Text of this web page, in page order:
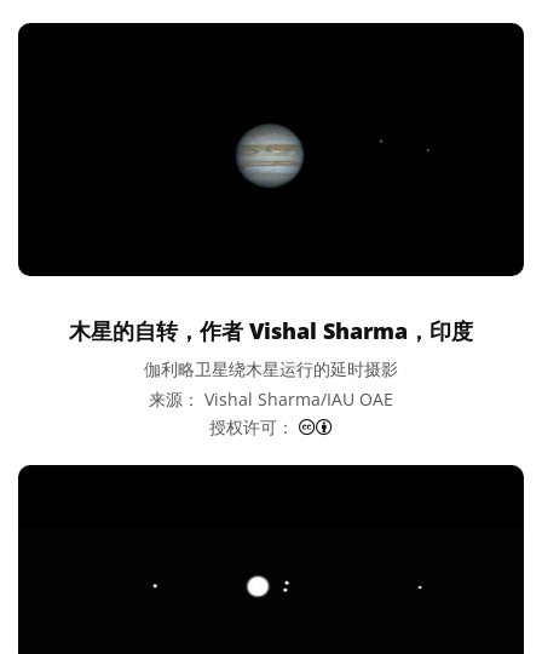
木星的自转，作者 Vishal Sharma，印度
伽利略卫星绕木星运行的延时摄影
来源： Vishal Sharma/IAU OAE
授权许可：
知识共享许可协议 署名 4.0